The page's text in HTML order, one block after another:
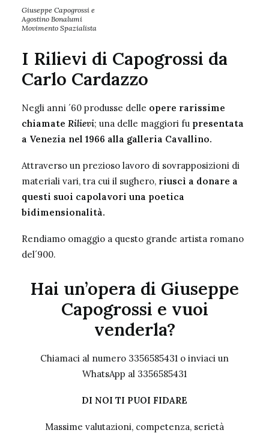
Giuseppe Capogrossi e
Agostino Bonalumi
Movimento Spazialista
I Rilievi di Capogrossi da
Carlo Cardazzo
Negli anni ´60 produsse delle opere rarissime
chiamate Rilievi; una delle maggiori fu presentata
a Venezia nel 1966 alla galleria Cavallino.
Attraverso un prezioso lavoro di sovrapposizioni di
materiali vari, tra cui il sughero, riuscì a donare a
questi suoi capolavori una poetica
bidimensionalità.
Rendiamo omaggio a questo grande artista romano
del´900.
Hai un’opera di Giuseppe
Capogrossi e vuoi
venderla?
Chiamaci al numero 3356585431 o inviaci un
WhatsApp al 3356585431
DI NOI TI PUOI FIDARE
Massime valutazioni, competenza, serietà